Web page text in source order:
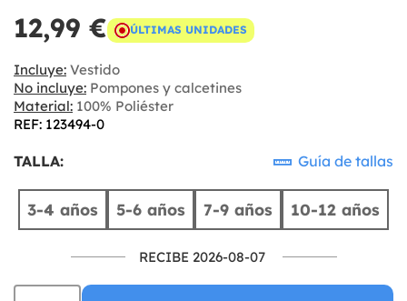
12,99 € ÚLTIMAS UNIDADES
Incluye: Vestido
No incluye: Pompones y calcetines
Material: 100% Poliéster
REF: 123494-0
TALLA: Guía de tallas
3-4 años 5-6 años 7-9 años 10-12 años
RECIBE 2026-08-07